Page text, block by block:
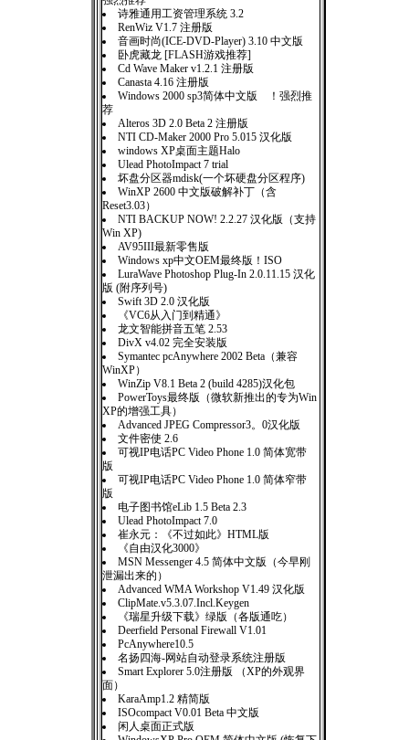
诗雅通用工资管理系统 3.2
RenWiz V1.7 注册版
音画时尚(ICE-DVD-Player) 3.10 中文版
卧虎藏龙 [FLASH游戏推荐]
Cd Wave Maker v1.2.1 注册版
Canasta 4.16 注册版
Windows 2000 sp3简体中文版 ！强烈推
荐
Alteros 3D 2.0 Beta 2 注册版
NTI CD-Maker 2000 Pro 5.015 汉化版
windows XP桌面主题Halo
Ulead PhotoImpact 7 trial
坏盘分区器mdisk(一个坏硬盘分区程序)
WinXP 2600 中文版破解补丁（含
Reset3.03）
NTI BACKUP NOW! 2.2.27 汉化版（支持
Win XP)
AV95III最新零售版
Windows xp中文OEM最终版！ISO
LuraWave Photoshop Plug-In 2.0.11.15 汉化
版 (附序列号)
Swift 3D 2.0 汉化版
《VC6从入门到精通》
龙文智能拼音五笔 2.53
DivX v4.02 完全安装版
Symantec pcAnywhere 2002 Beta（兼容
WinXP）
WinZip V8.1 Beta 2 (build 4285)汉化包
PowerToys最终版（微软新推出的专为Win
XP的增强工具）
Advanced JPEG Compressor3。0汉化版
文件密使 2.6
可视IP电话PC Video Phone 1.0 简体宽带
版
可视IP电话PC Video Phone 1.0 简体窄带
版
电子图书馆eLib 1.5 Beta 2.3
Ulead PhotoImpact 7.0
崔永元：《不过如此》HTML版
《自由汉化3000》
MSN Messenger 4.5 简体中文版（今早刚
泄漏出来的）
Advanced WMA Workshop V1.49 汉化版
ClipMate.v5.3.07.Incl.Keygen
《瑞星升级下载》绿版（各版通吃）
Deerfield Personal Firewall V1.01
PcAnywhere10.5
名扬四海-网站自动登录系统注册版
Smart Explorer 5.0注册版 （XP的外观界
面）
KaraAmp1.2 精简版
ISOcompact V0.01 Beta 中文版
闲人桌面正式版